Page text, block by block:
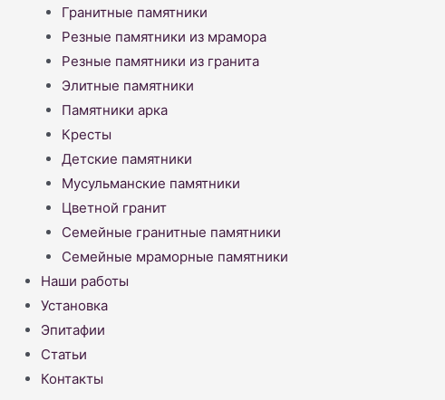
Гранитные памятники
Резные памятники из мрамора
Резные памятники из гранита
Элитные памятники
Памятники арка
Кресты
Детские памятники
Мусульманские памятники
Цветной гранит
Семейные гранитные памятники
Семейные мраморные памятники
Наши работы
Установка
Эпитафии
Статьи
Контакты